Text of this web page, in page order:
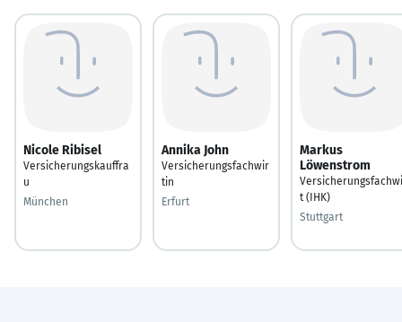
Nicole Ribisel
Versicherungskauffra
u
München
Annika John
Versicherungsfachwir
tin
Erfurt
Markus
Löwenstrom
t (IHK)
Stuttgart